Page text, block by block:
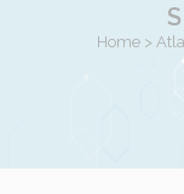
Home >